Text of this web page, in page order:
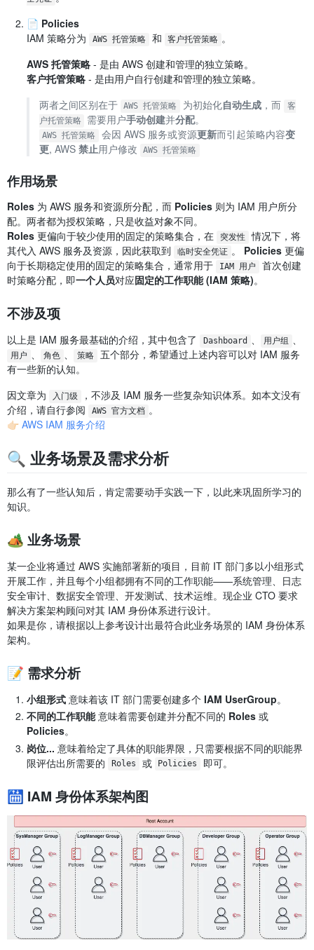
📄 Policies
IAM 策略分为
AWS 托管策略 和 客户托管策略 。
AWS 托管策略 - 是由 AWS 创建和管理的独立策略。
客户托管策略 - 是由用户自行创建和管理的独立策略。
两者之间区别在于 AWS 托管策略 为初始化自动生成 ，而
客
户托管策略
需要用户手动创建并分配。
AWS 托管策略 会因 AWS 服务或资源更新而引起策略内容变
更, AWS 禁止用户修改 AWS 托管策略
作用场景
Roles 为 AWS 服务和资源所分配，而 Policies 则为 IAM 用户所分
配。两者都为授权策略，只是收益对象不同。
Roles 更偏向于较少使用的固定的策略集合，在 突发性
情况下，将
其代入 AWS 服务及资源，因此获取到
临时安全凭证 。 Policies更偏
向于长期稳定使用的固定的策略集合，通常用于
IAM 用户
首次创建
时策略分配，即一个人员对应固定的工作职能 (IAM 策略)。
不涉及项
以上是 IAM 服务最基础的介绍，其中包含了 Dashboard 、 用户组 、
用户 、 角色 、 策略
五个部分，希望通过上述内容可以对 IAM 服务
有一些新的认知。
因文章为
入门级
，不涉及 IAM 服务一些复杂知识体系。如本文没有
介绍，请自行参阅
AWS 官方文档 。
👉🏻 AWS IAM 服务介绍
🔍 业务场景及需求分析
那么有了一些认知后，肯定需要动手实践一下，以此来巩固所学习的
知识。
🏕️ 业务场景
某一企业将通过 AWS 实施部署新的项目，目前 IT 部门多以小组形式
开展工作，并且每个小组都拥有不同的工作职能——系统管理、日志
安全审计、数据安全管理、开发测试、技术运维。现企业 CTO 要求
解决方案架构顾问对其 IAM 身份体系进行设计。
如果是你，请根据以上参考设计出最符合此业务场景的 IAM 身份体系
架构。
📝 需求分析
小组形式 意味着该 IT 部门需要创建多个 IAM UserGroup。
不同的工作职能意味着需要创建并分配不同的 Roles 或
Policies。
岗位... 意味着给定了具体的职能界限，只需要根据不同的职能界
限评估出所需要的
Roles 或 Policies 即可。
🛗 IAM 身份体系架构图